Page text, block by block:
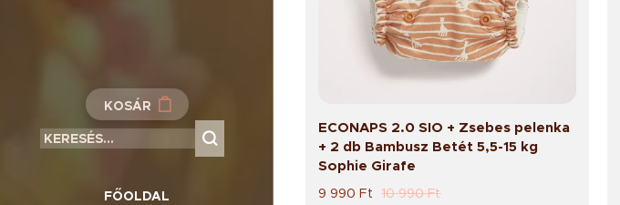
KOSÁR
FŐOLDAL
ECONAPS 2.0 SIO + Zsebes pelenka
+ 2 db Bambusz Betét 5,5-15 kg
Sophie Girafe
9 990 Ft 10 990Ft